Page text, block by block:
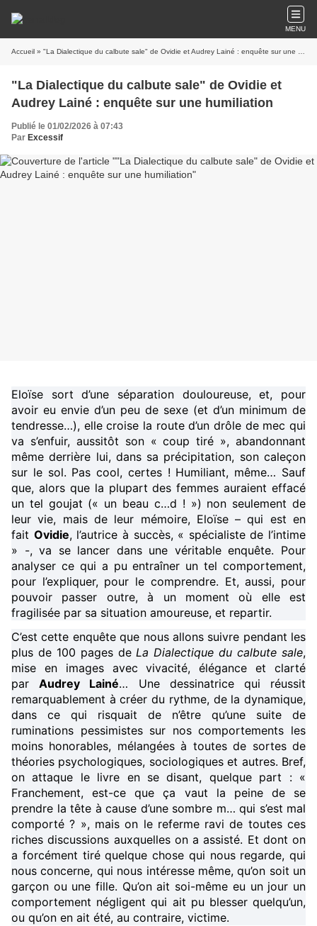
MENU
Accueil » "La Dialectique du calbute sale" de Ovidie et Audrey Lainé : enquête sur une humiliation
"La Dialectique du calbute sale" de Ovidie et
Audrey Lainé : enquête sur une humiliation
Publié le 01/02/2026 à 07:43
Par Excessif
Eloïse sort d’une séparation douloureuse, et, pour
avoir eu envie d’un peu de sexe (et d’un minimum de
tendresse…), elle croise la route d’un drôle de mec qui
va s’enfuir, aussitôt son « coup tiré », abandonnant
même derrière lui, dans sa précipitation, son caleçon
sur le sol. Pas cool, certes ! Humiliant, même… Sauf
que, alors que la plupart des femmes auraient effacé
un tel goujat (« un beau c…d ! ») non seulement de
leur vie, mais de leur mémoire, Eloïse – qui est en
fait Ovidie, l’autrice à succès, « spécialiste de l’intime
» -, va se lancer dans une véritable enquête. Pour
analyser ce qui a pu entraîner un tel comportement,
pour l’expliquer, pour le comprendre. Et, aussi, pour
pouvoir passer outre, à un moment où elle est
fragilisée par sa situation amoureuse, et repartir.
C’est cette enquête que nous allons suivre pendant les
plus de 100 pages de La Dialectique du calbute sale,
mise en images avec vivacité, élégance et clarté
par
Audrey Lainé… Une dessinatrice qui réussit
remarquablement à créer du rythme, de la dynamique,
dans ce qui risquait de n’être qu’une suite de
ruminations pessimistes sur nos comportements les
moins honorables, mélangées à toutes de sortes de
théories psychologiques, sociologiques et autres. Bref,
on attaque le livre en se disant, quelque part : «
Franchement, est-ce que ça vaut la peine de se
prendre la tête à cause d’une sombre m… qui s’est mal
comporté ? », mais on le referme ravi de toutes ces
riches discussions auxquelles on a assisté. Et dont on
a forcément tiré quelque chose qui nous regarde, qui
nous concerne, qui nous intéresse même, qu’on soit un
garçon ou une fille. Qu’on ait soi-même eu un jour un
comportement négligent qui ait pu blesser quelqu’un,
ou qu’on en ait été, au contraire, victime.